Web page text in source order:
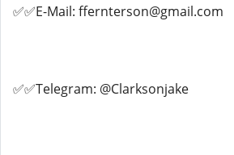
✅✅E-Mail: ffernterson@gmail.com
✅✅Telegram: @Clarksonjake